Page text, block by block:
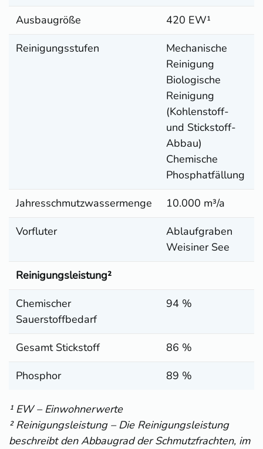
Ausbaugröße
420 EW¹
Reinigungsstufen
Mechanische
Reinigung
Biologische
Reinigung
(Kohlenstoff-
und Stickstoff-
Abbau)
Chemische
Phosphatfällung
Jahresschmutzwassermenge
10.000 m³/a
Vorfluter
Ablaufgraben
Weisiner See
Reinigungsleistung²
Chemischer
Sauerstoffbedarf
94 %
Gesamt Stickstoff
86 %
Phosphor
89 %
¹ EW – Einwohnerwerte
² Reinigungsleistung – Die Reinigungsleistung
beschreibt den Abbaugrad der Schmutzfrachten, im